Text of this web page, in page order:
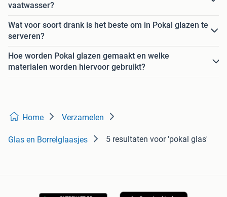
vaatwasser?
Wat voor soort drank is het beste om in Pokal glazen te
serveren?
Hoe worden Pokal glazen gemaakt en welke
materialen worden hiervoor gebruikt?
Home Verzamelen
Glas en Borrelglaasjes 5 resultaten voor 'pokal glas'